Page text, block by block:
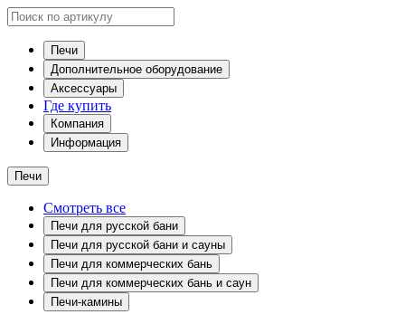
Печи
Дополнительное оборудование
Аксессуары
Где купить
Компания
Информация
Печи
Смотреть все
Печи для русской бани
Печи для русской бани и сауны
Печи для коммерческих бань
Печи для коммерческих бань и саун
Печи-камины